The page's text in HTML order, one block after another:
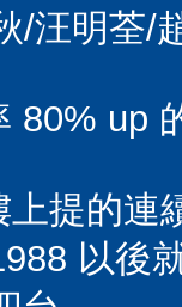
/汪明荃/
80% up
上提的連
以後